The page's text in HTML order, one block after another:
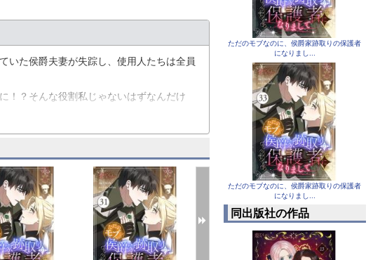
いた侯爵夫妻が失踪し、使用人たちは全員
！？そんな役割私じゃないはずなんだけ
恋するソワレ】
ただのモブなのに、侯爵家跡取りの保護者
になりまし...
ただのモブなのに、侯爵家跡取りの保護者
になりまし...
同出版社の作品